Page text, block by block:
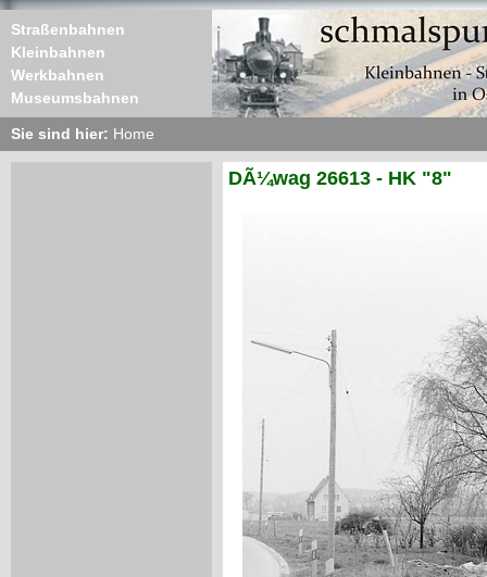
Straßenbahnen
Kleinbahnen
Werkbahnen
Museumsbahnen
Sie sind hier: Home
DÃ¼wag 26613 - HK "8"